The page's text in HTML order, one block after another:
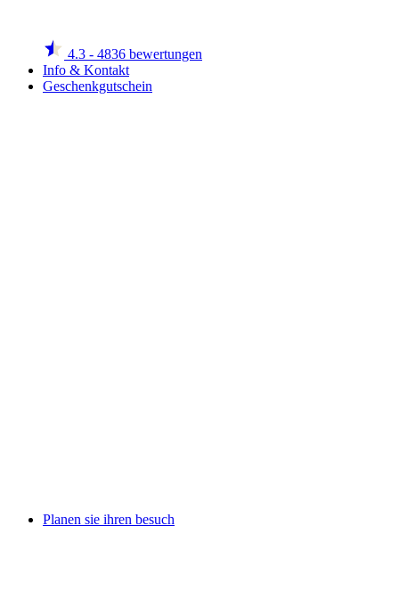
4.3 - 4836 bewertungen
Info & Kontakt
Geschenkgutschein
Planen sie ihren besuch